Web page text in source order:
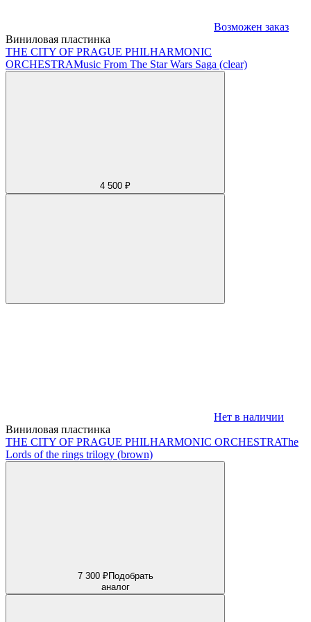
Возможен заказ
Виниловая пластинка
THE CITY OF PRAGUE PHILHARMONIC
ORCHESTRAMusic From The Star Wars Saga (clear)
4 500 ₽
Нет в наличии
Виниловая пластинка
THE CITY OF PRAGUE PHILHARMONIC ORCHESTRAThe
Lords of the rings trilogy (brown)
7 300 ₽Подобрать
аналог